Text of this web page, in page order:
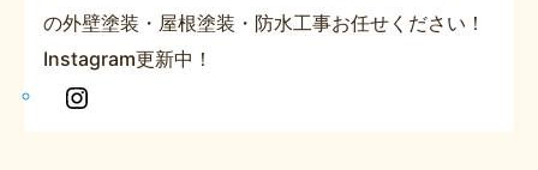
の外壁塗装・屋根塗装・防水工事お任せください！
Instagram更新中！
In